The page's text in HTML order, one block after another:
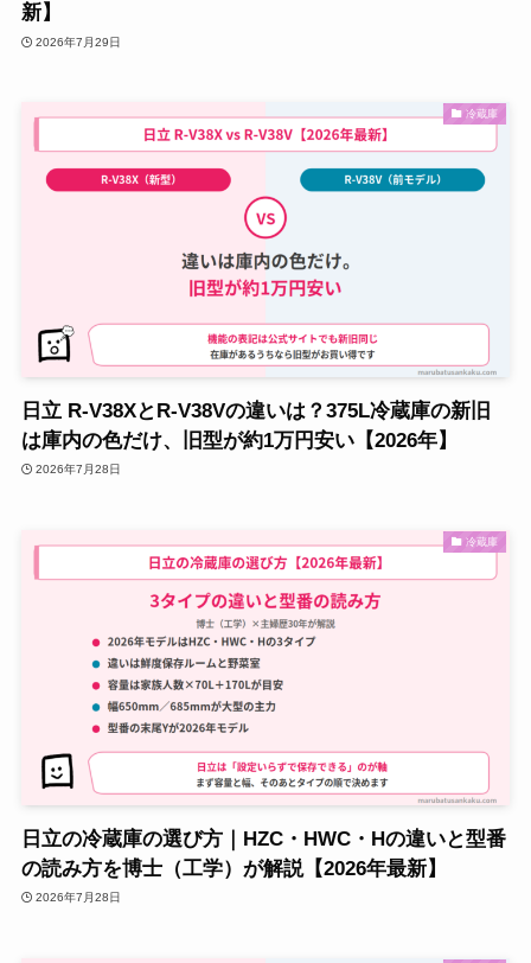
新】
2026年7月29日
冷蔵庫
日立 R-V38XとR-V38Vの違いは？375L冷蔵庫の新旧
は庫内の色だけ、旧型が約1万円安い【2026年】
2026年7月28日
冷蔵庫
日立の冷蔵庫の選び方｜HZC・HWC・Hの違いと型番
の読み方を博士（工学）が解説【2026年最新】
2026年7月28日